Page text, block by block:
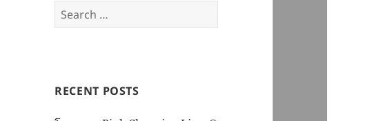
Search
for:
RECENT POSTS